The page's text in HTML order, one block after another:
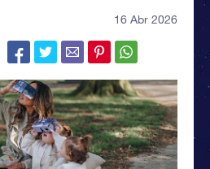
16 Abr 2026